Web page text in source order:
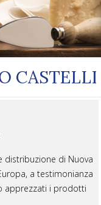
CASTELLI
distribuzione di Nuova
a testimonianza
apprezzati i prodotti